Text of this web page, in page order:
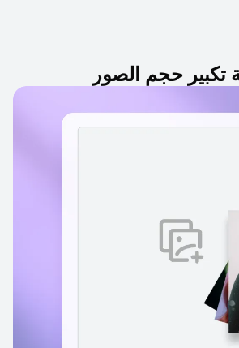
تكبير حجم الصور